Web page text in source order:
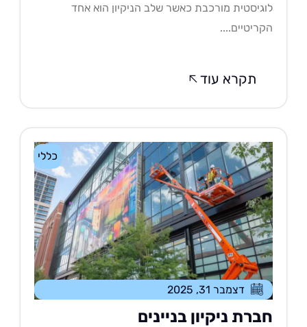
מורכבת כאשר שלב הניקיון הוא אחד
תקרא עוד
כללי
דצמבר 31, 2025
ניקיון בניינים